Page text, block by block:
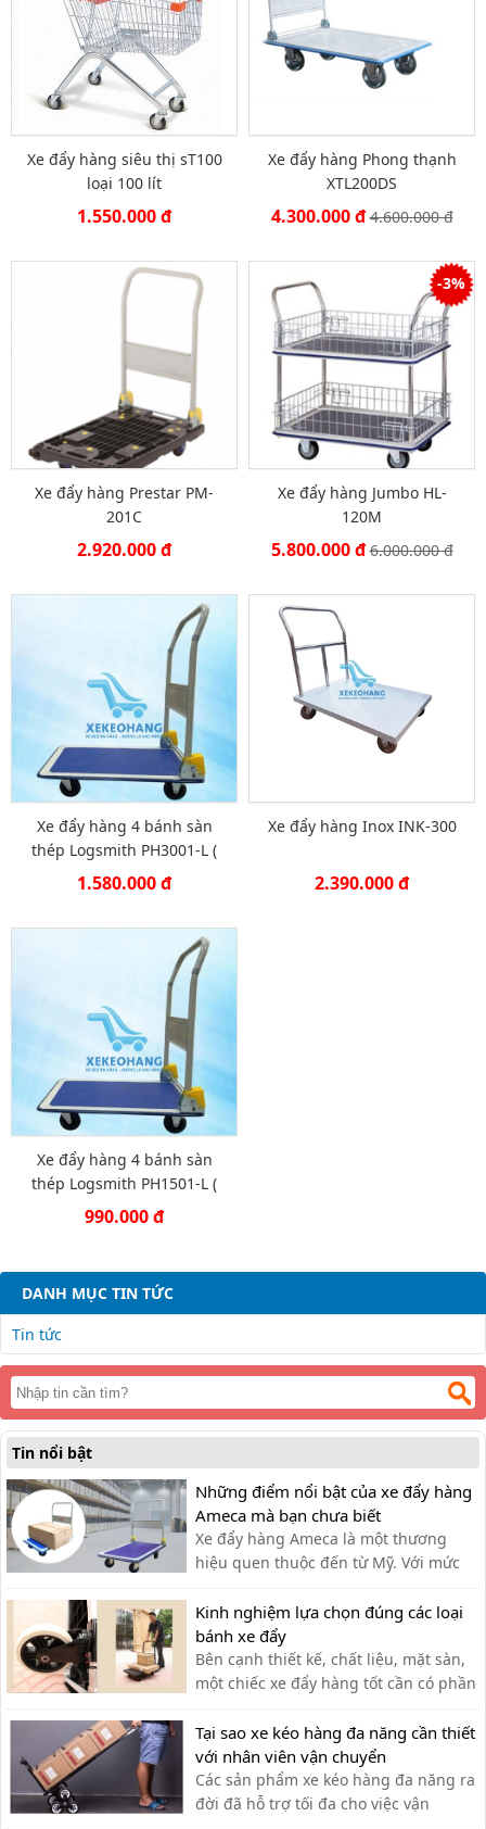
Xe đẩy hàng siêu thị sT100
loại 100 lít
1.550.000 đ
Xe đẩy hàng Phong thạnh
XTL200DS
4.300.000 đ4.600.000 đ
Xe đẩy hàng Prestar PM-
201C
2.920.000 đ
-3%
Xe đẩy hàng Jumbo HL-
120M
5.800.000 đ6.000.000 đ
Xe đẩy hàng 4 bánh sàn
thép Logsmith PH3001-L (
300kg )
1.580.000 đ
Xe đẩy hàng Inox INK-300
2.390.000 đ
Xe đẩy hàng 4 bánh sàn
thép Logsmith PH1501-L (
150 KG)
990.000 đ
DANH MỤC TIN TỨC
Tin tức
Tin nổi bật
Những điểm nổi bật của xe đẩy hàng
Ameca mà bạn chưa biết
Xe đẩy hàng Ameca là một thương
hiệu quen thuộc đến từ Mỹ. Với mức
giá rẻ, phù hợp cho nhiều ngành
nghề, thương hiệu Ameca dần được
mọi người ưa chuộng sử dụng.
Kinh nghiệm lựa chọn đúng các loại
bánh xe đẩy
Bên cạnh thiết kế, chất liệu, mặt sàn,
một chiếc xe đẩy hàng tốt cần có phần
bánh xe thích hợp. Vậy làm thế nào để
chọn được các loại bánh xe phù hợp?
Tại sao xe kéo hàng đa năng cần thiết
với nhân viên vận chuyển
Các sản phẩm xe kéo hàng đa năng ra
đời đã hỗ trợ tối đa cho việc vận